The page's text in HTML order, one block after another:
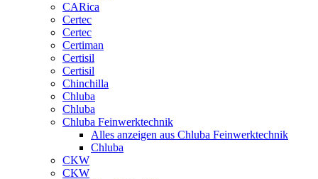
CARica
Certec
Certec
Certiman
Certisil
Certisil
Chinchilla
Chluba
Chluba
Chluba Feinwerktechnik
Alles anzeigen aus Chluba Feinwerktechnik
Chluba
CKW
CKW